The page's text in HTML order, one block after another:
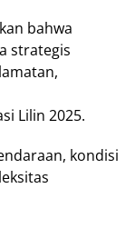
bahwa
ѕtrаtеgіѕ
Lilin 2025.
kоndіѕі